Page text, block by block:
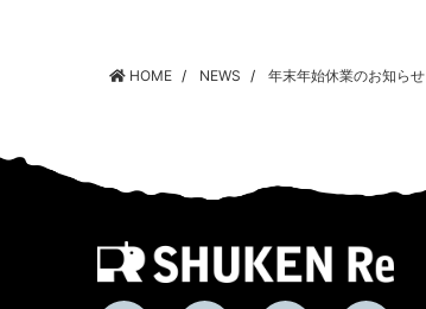
HOME NEWS 年末年始休業のお知らせ